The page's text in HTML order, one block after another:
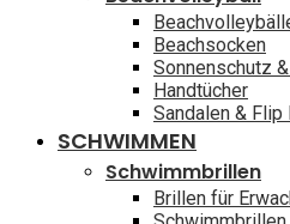
Beachsocken
Sonnenschutz
Handtücher
Sandalen & Flip
SCHWIMMEN
Schwimmbrillen
Brillen für